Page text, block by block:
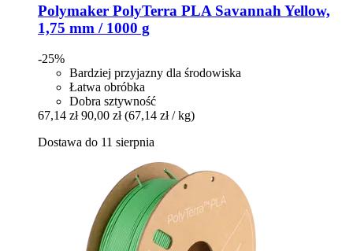
Polymaker PolyTerra PLA Savannah Yellow,
1,75 mm / 1000 g
-25%
Bardziej przyjazny dla środowiska
Łatwa obróbka
Dobra sztywność
67,14 zł 90,00 zł (67,14 zł / kg)
Dostawa do 11 sierpnia